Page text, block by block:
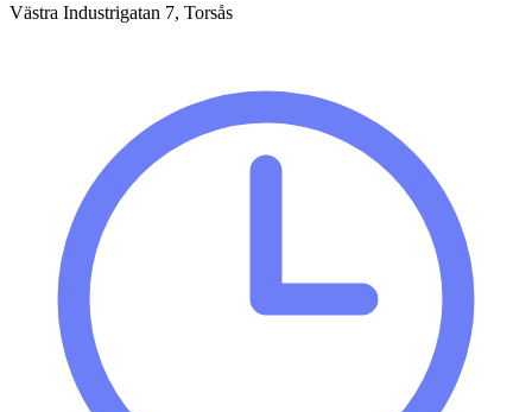
Västra Industrigatan 7, Torsås